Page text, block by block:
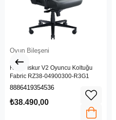
Oyun Bileşeni
Razer İskur V2 Oyuncu Koltuğu
Fabric RZ38-04900300-R3G1
8886419354536
₺38.490,00